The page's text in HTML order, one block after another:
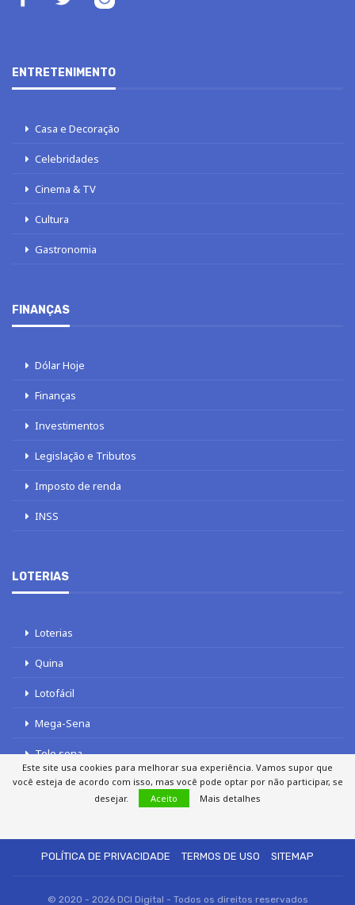
ENTRETENIMENTO
Casa e Decoração
Celebridades
Cinema & TV
Cultura
Gastronomia
FINANÇAS
Dólar Hoje
Finanças
Investimentos
Legislação e Tributos
Imposto de renda
INSS
LOTERIAS
Loterias
Quina
Lotofácil
Mega-Sena
Tele sena
POLÍTICA DE PRIVACIDADE
TERMOS DE USO SITEMAP
© 2020 - 2026 DCI Digital - Todos os direitos reservados
Este site usa cookies para melhorar sua experiência. Vamos supor que
você esteja de acordo com isso, mas você pode optar por não participar, se
desejar.
Aceito Mais detalhes